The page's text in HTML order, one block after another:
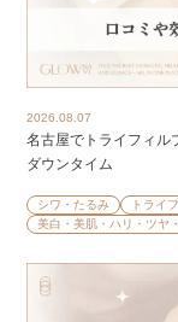
2026.08.07
名古屋でトライフィル
ダウンタイム
シワ・たるみ トライ
美白・美肌・ハリ・ツヤ